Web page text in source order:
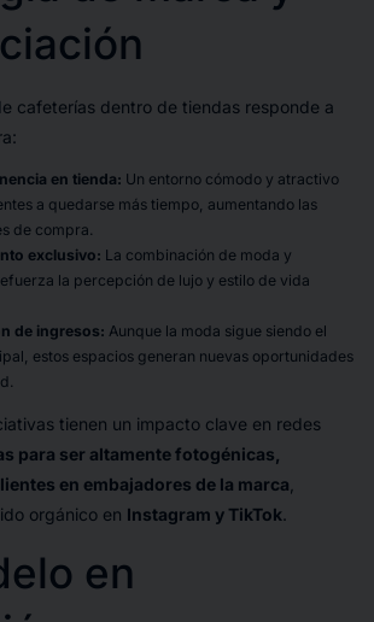
cafeterías dentro de tiendas responde a
en tienda: Un entorno cómodo y atractivo
a quedarse más tiempo, aumentando las
de compra.
exclusivo: La combinación de moda y
la percepción de lujo y estilo de vida
de ingresos: Aunque la moda sigue siendo el
estos espacios generan nuevas oportunidades
tienen un impacto clave en redes
para ser altamente fotogénicas,
en embajadores de la marca
orgánico en Instagram y TikTok.
en